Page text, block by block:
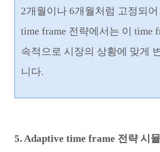
2개월이나 6개월처럼 고정되
time frame 전략에서는 이 time
속적으로 시장의 상황에 맞게
니다.
5. Adaptive time frame 전략 시